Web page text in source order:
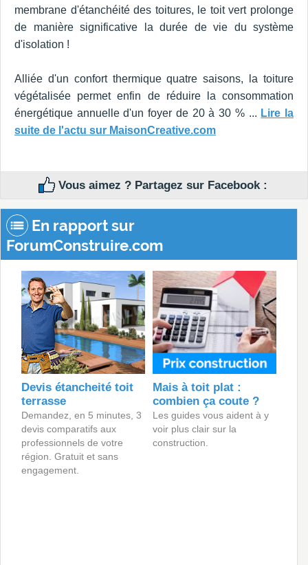
membrane d'étanchéité des toitures, le toit vert prolonge
de manière significative la durée de vie du système
d'isolation !
Alliée d'un confort thermique quatre saisons, la toiture
végétalisée permet enfin de réduire la consommation
énergétique annuelle d'un foyer de 20 à 30 % ... Lire la
suite de l'actu sur MaisonCreative.com
Vous aimez ? Partagez sur Facebook :
En rapport sur
ForumConstruire.com
Devis étancheité toit
terrasse
Demandez, en 5 minutes, 3
devis comparatifs aux
professionnels de votre
région. Gratuit et sans
engagement.
Mais à toit plat :
combien ça coute ?
Les guides vous aident à y
voir plus clair sur la
construction.